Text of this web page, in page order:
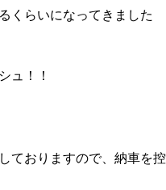
くらいになってきました
ュ！！
ておりますので、納車を控